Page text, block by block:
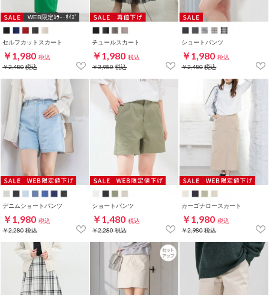
WEB限定ｶﾗｰ･ｻｲｽﾞ
セルフカットスカート
￥1,980 税込
￥2,480税込
チュールスカート
￥1,980 税込
￥3,980税込
ショートパンツ
￥1,980 税込
￥2,480税込
デニムショートパンツ
￥1,980 税込
￥2,280税込
ショートパンツ
￥1,480 税込
￥2,280税込
カーゴナロースカート
￥1,980 税込
￥2,980税込